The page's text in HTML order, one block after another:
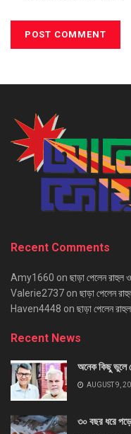
Recent Comments
Amy1660 on ছাড়া পেলেন রাহুল
Valerie2737 on ছাড়া পেলেন
Haven4448 on ছাড়া পেলেন
Recent News
অনেক কিছু ভুলে
AUGUST 9,
৩০ বছর ধরে পড়ে